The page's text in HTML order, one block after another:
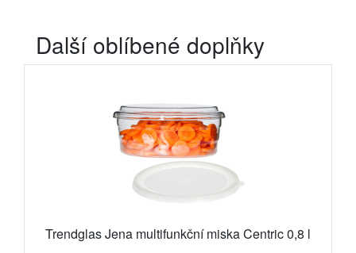
Další oblíbené doplňky
Trendglas Jena multifunkční miska Centric 0,8 l